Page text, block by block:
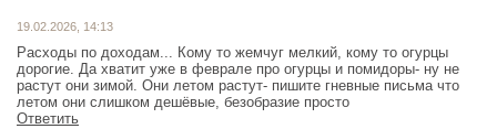
19.02.2026, 14:13
Расходы по доходам... Кому то жемчуг мелкий, кому то огурцы
дорогие. Да хватит уже в феврале про огурцы и помидоры- ну не
растут они зимой. Они летом растут- пишите гневные письма что
летом они слишком дешёвые, безобразие просто
Ответить